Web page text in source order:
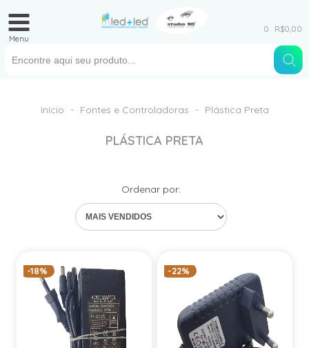
Menu
0 R$0,00
Início - Fontes e Controladoras - Plástica Preta
PLÁSTICA PRETA
Ordenar por:
-18% -22%